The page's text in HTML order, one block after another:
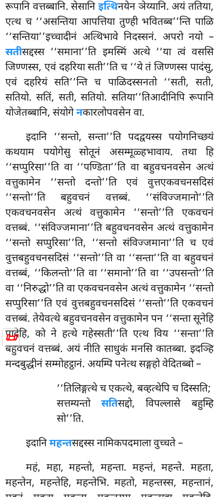
📜
रूपानि वत्तब्बानि. सेसानि इत्थिनयेन ञेय्यानि. अयं ततिया,
एत्थ च ‘‘असन्तिया आपत्तिया तुण्ही भवितब्ब’’न्ति पाळि
‘‘सन्तिया’’इच्चादीनं अत्थिभावे निदस्सनं. अपरो नयो –
सतीसद्दस्स ‘‘समाना’’ति इमस्मिं अत्थे ‘‘या त्वं वससि
जिण्णस्स, एवं दहरिया सती’’ति च ‘‘ये तं जिण्णस्स पादंसु,
एवं दहरियं सति’’न्ति च पाळिदस्सनतो ‘‘सती, सती,
सतियो. सतिं, सती, सतियो. सतिया’’तिआदीनिपि रूपानि
योजेतब्बानि, संयोगेनकारलोपवसेन वा.
इदानि ‘‘सन्तो, सन्ता’’ति पदद्वयस्स पयोगनिच्छयं
कथयाम पयोगेसु सोतूनं असम्मूळ्हभावाय. तथा हि
‘‘सप्पुरिसा’’ति वा ‘‘पण्डिता’’ति वा बहुवचनवसेन अत्थं
वत्तुकामेन ‘‘सन्तो दन्तो’’ति एवं वुत्तएकवचनसदिसं
‘‘सन्तो’’ति बहुवचनं वत्तब्बं. ‘‘संविज्जमानो’’ति
एकवचनवसेन अत्थं वत्तुकामेन ‘‘सन्तो’’ति एकवचनं
वत्तब्बं. ‘‘संविज्जमाना’’ति बहुवचनवसेन अत्थं वत्तुकामेन
‘‘सन्तो सप्पुरिसा’’ति, ‘‘सन्तो संविज्जमाना’’ति च एवं
वुत्तबहुवचनसदिसं ‘‘सन्तो’’ति वा ‘‘सन्ता’’ति वा बहुवचनं
वत्तब्बं, ‘‘किलन्तो’’ति वा ‘‘समानो’’ति वा ‘‘उपसन्तो’’ति
वा ‘‘निरुद्धो’’ति वा एकवचनवसेन अत्थं वत्तुकामेन ‘‘सन्तो
सप्पुरिसा’’ति एवं वुत्तबहुवचनसदिसं ‘‘सन्तो’’ति एकवचनं
वत्तब्बं. तेयेवत्थे बहुवचनवसेन वत्तुकामेन पन ‘‘सन्ता सूनेहि
पादेहि, को ने हत्थे गहेस्सती’’ति एत्थ विय ‘‘सन्ता’’ति
बहुवचनं वत्तब्बं. अयं नीति साधुकं मनसि कातब्बा. इदञ्हि
मन्दबुद्धीनं सम्मोहट्ठानं. अयम्पि पनेत्थ सङ्गहो वेदितब्बो –
‘‘तिलिङ्गत्थे च एकत्थे, बव्हत्थेपि च दिस्सति;
सत्तम्यन्तोसतिसद्दो, विपल्लासे बहुम्हि
सो’’ति.
इदानिमहन्तसद्दस्स नामिकपदमाला वुच्चते –
महं, महा, महन्तो, महन्ता. महन्तं, महन्ते. महता,
महन्तेन, महन्तेहि, महन्तेभि. महतो, महन्तस्स, महन्तानं,